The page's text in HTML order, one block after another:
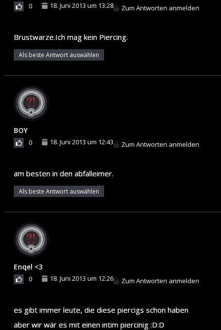
0 18. Juni 2013 um 13:28 Zum Antworten anmelden
Brustwarze.Ich mag kein Piercing.
Als beste Antwort auswählen
BOY
0 18. Juni 2013 um 12:43 Zum Antworten anmelden
am besten in den abfalleimer.
Als beste Antwort auswählen
Enqel <3
0 18. Juni 2013 um 12:26 Zum Antworten anmelden
es gibt immer leute, die diese piercigs schon haben
aber wir wär es mit einen intim piercinig :D:D